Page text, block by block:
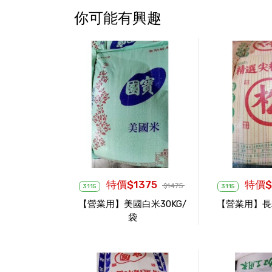
你可能有興趣
3115 特價$1375 $1475
【營業用】美國白米30KG/
袋
3115 特價
【營業用】